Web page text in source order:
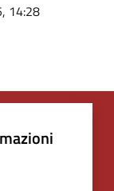
14:28